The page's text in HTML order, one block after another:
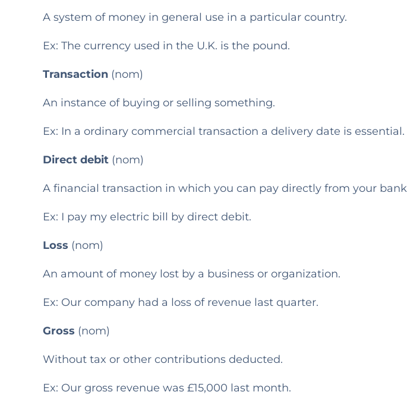
A system of money in general use in a particular country.
Ex: The currency used in the U.K. is the pound.
Transaction (nom)
An instance of buying or selling something.
Ex: In a ordinary commercial transaction a delivery date is essential.
Direct debit (nom)
A financial transaction in which you can pay directly from your bank
Ex: I pay my electric bill by direct debit.
Loss (nom)
An amount of money lost by a business or organization.
Ex: Our company had a loss of revenue last quarter.
Gross (nom)
Without tax or other contributions deducted.
Ex: Our gross revenue was £15,000 last month.